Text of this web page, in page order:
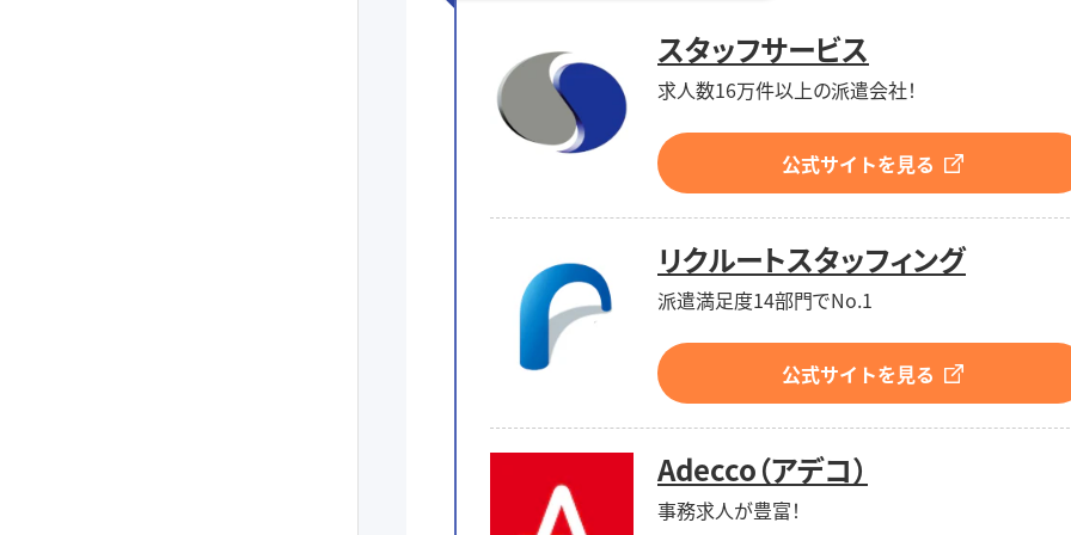
スタッフサービス
求人数16万件以上の派遣会社！
公式サイトを見る
リクルートスタッフィング
派遣満足度14部門でNo.1
公式サイトを見る
Adecco（アデコ）
事務求人が豊富！